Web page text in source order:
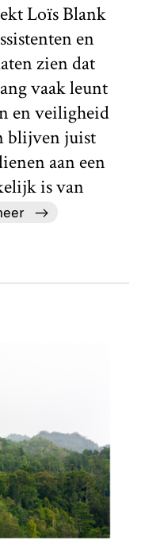
Loïs Blank
en
zien dat
vaak leunt
en veiligheid
blijven juist
aan een
is van